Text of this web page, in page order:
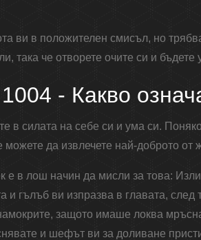
ви в положителен смисъл, но
така че отворете очите си и
- Какво
в силата на себе си и ума си.
можете да извлечете най-доброто от
е в лош начин да мисли за това:
и гълъб ви изпразва в главата,
защото имаше локва
и шефът ви за доливане